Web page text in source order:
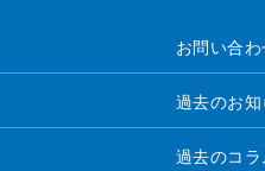
お問い合
過去のお
過去のコラ